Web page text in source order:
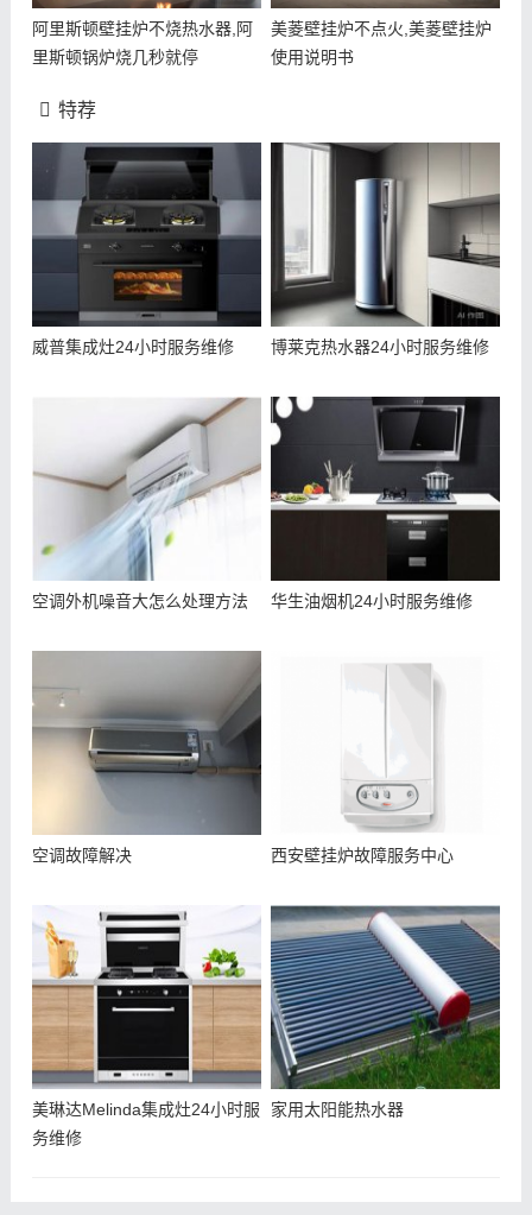
阿里斯顿壁挂炉不烧热水器,阿
里斯顿锅炉烧几秒就停
美菱壁挂炉不点火,美菱壁挂炉
使用说明书
特荐
威普集成灶24小时服务维修 博莱克热水器24小时服务维修
空调外机噪音大怎么处理方法 华生油烟机24小时服务维修
空调故障解决 西安壁挂炉故障服务中心
美琳达Melinda集成灶24小时服
务维修
家用太阳能热水器